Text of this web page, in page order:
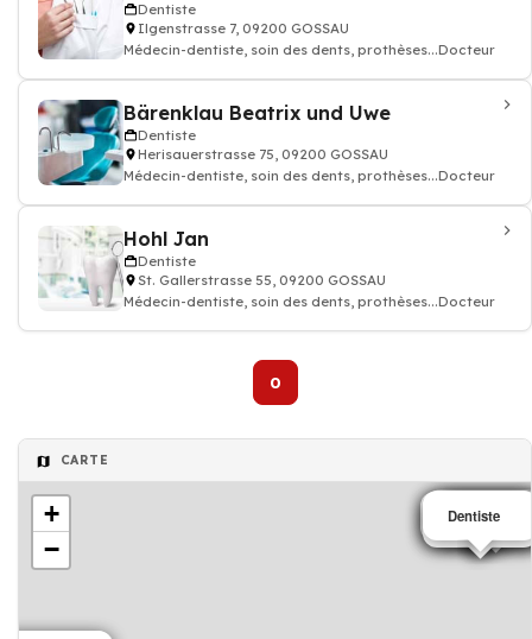
Dentiste
Ilgenstrasse 7, 09200 GOSSAU
Médecin-dentiste, soin des dents, prothèses...Docteur
Bärenklau Beatrix und Uwe
Dentiste
Herisauerstrasse 75, 09200 GOSSAU
Médecin-dentiste, soin des dents, prothèses...Docteur
Hohl Jan
Dentiste
St. Gallerstrasse 55, 09200 GOSSAU
Médecin-dentiste, soin des dents, prothèses...Docteur
0
CARTE
Dentiste
Dentiste
Dentiste
Dentiste
Dentiste
Dentiste
Dentiste
+
−